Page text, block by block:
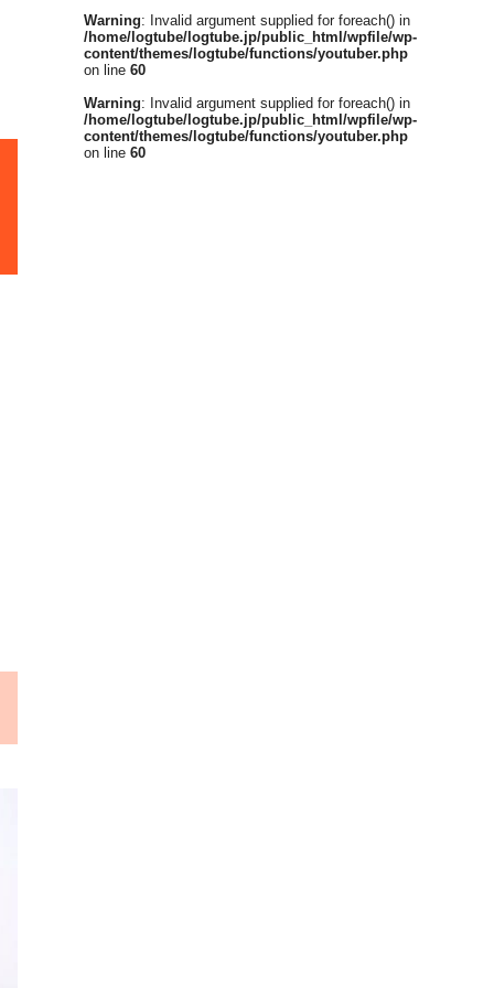
Warning: Invalid argument supplied for foreach() in
/home/logtube/logtube.jp/public_html/wpfile/wp-
content/themes/logtube/functions/youtuber.php
on line 60
Warning: Invalid argument supplied for foreach() in
/home/logtube/logtube.jp/public_html/wpfile/wp-
content/themes/logtube/functions/youtuber.php
on line 60